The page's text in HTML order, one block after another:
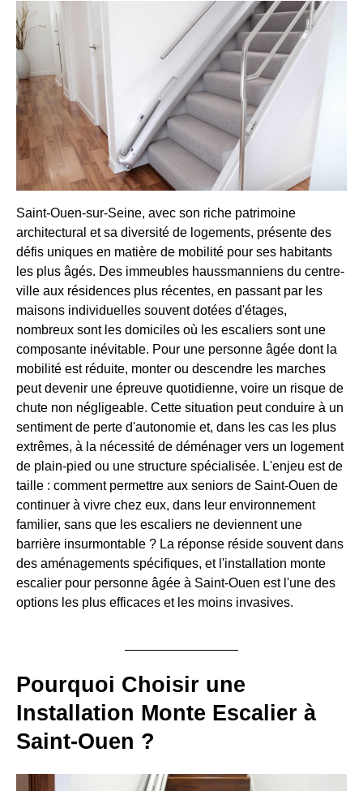
Saint-Ouen-sur-Seine, avec son riche patrimoine
architectural et sa diversité de logements, présente des
défis uniques en matière de mobilité pour ses habitants
les plus âgés. Des immeubles haussmanniens du centre-
ville aux résidences plus récentes, en passant par les
maisons individuelles souvent dotées d'étages,
nombreux sont les domiciles où les escaliers sont une
composante inévitable. Pour une personne âgée dont la
mobilité est réduite, monter ou descendre les marches
peut devenir une épreuve quotidienne, voire un risque de
chute non négligeable. Cette situation peut conduire à un
sentiment de perte d'autonomie et, dans les cas les plus
extrêmes, à la nécessité de déménager vers un logement
de plain-pied ou une structure spécialisée. L'enjeu est de
taille : comment permettre aux seniors de Saint-Ouen de
continuer à vivre chez eux, dans leur environnement
familier, sans que les escaliers ne deviennent une
barrière insurmontable ? La réponse réside souvent dans
des aménagements spécifiques, et l'installation monte
escalier pour personne âgée à Saint-Ouen est l'une des
options les plus efficaces et les moins invasives.
Pourquoi Choisir une
Installation Monte Escalier à
Saint-Ouen ?